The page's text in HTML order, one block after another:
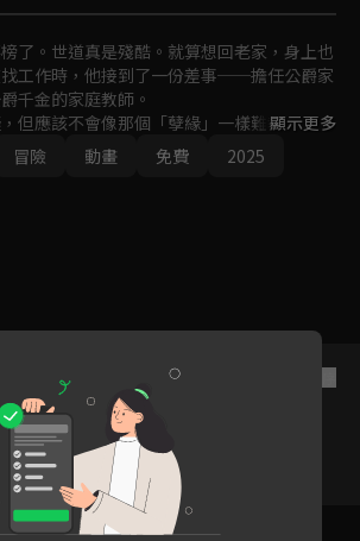
了。世道真是殘酷。就算想回老家，身上也
工作時，他接到了一份差事──擔任公爵家
千金的家庭教師。
但應該不會像那個「孽緣」一樣難教吧？才
卻是位完全無法使用魔法的少女！？妨礙她
將溫柔地照亮少女的未來──
顯示更多
冒險 動畫 免費 2025
6 8